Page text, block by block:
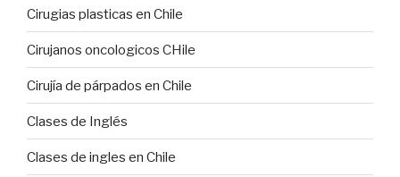
Cirugias plasticas en Chile
Cirujanos oncologicos CHile
Cirujía de párpados en Chile
Clases de Inglés
Clases de ingles en Chile